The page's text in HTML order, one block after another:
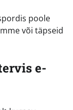
poole
või täpseid
e-